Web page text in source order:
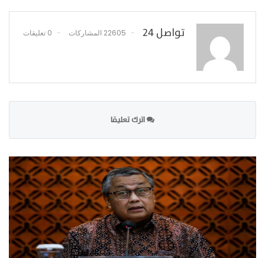
تواصل 24 22605 المشاركات 0 تعليقات
اترك تعليقا